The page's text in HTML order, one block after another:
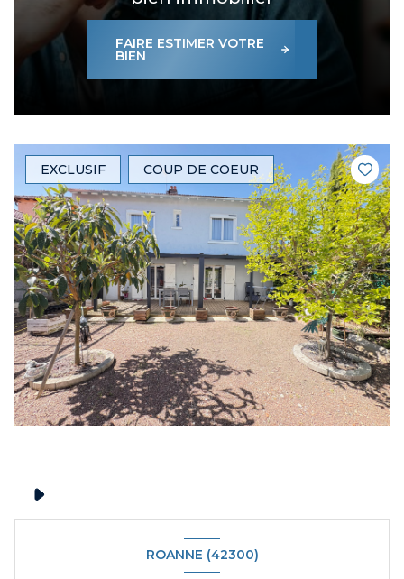
FAIRE ESTIMER VOTRE
BIEN
EXCLUSIF COUP DE COEUR
ROANNE (42300)